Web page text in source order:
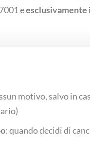
eesclusivamente
motivo, salvo in
: quando decidi di